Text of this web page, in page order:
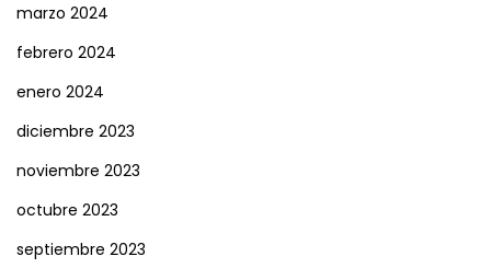
marzo 2024
febrero 2024
enero 2024
diciembre 2023
noviembre 2023
octubre 2023
septiembre 2023